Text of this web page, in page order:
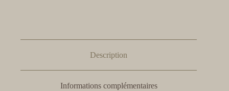
Description
Informations complémentaires